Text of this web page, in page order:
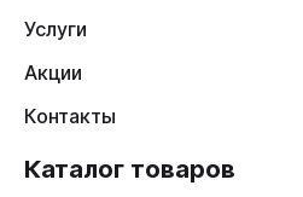
Услуги
Акции
Контакты
Каталог товаров